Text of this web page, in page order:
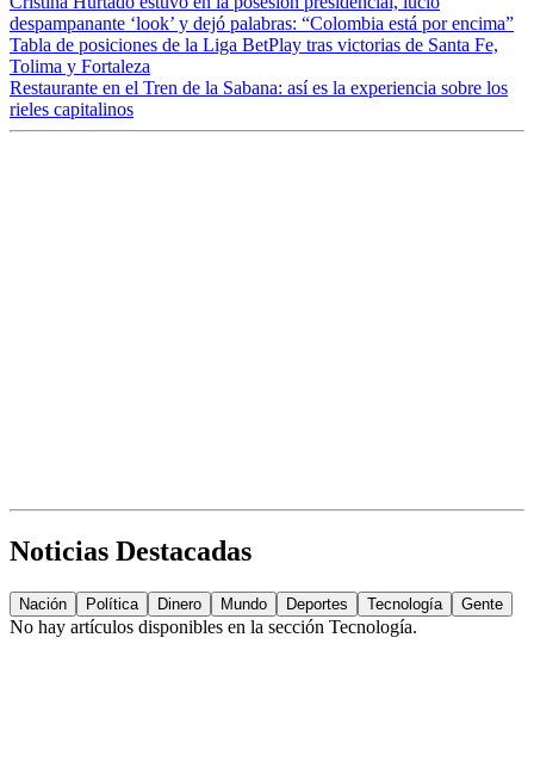
despampanante ‘look’ y dejó palabras: “Colombia está por encima”
Tabla de posiciones de la Liga BetPlay tras victorias de Santa Fe,
Tolima y Fortaleza
Restaurante en el Tren de la Sabana: así es la experiencia sobre los
rieles capitalinos
Noticias Destacadas
Nación Política Dinero Mundo Deportes Tecnología Gente
No hay artículos disponibles en la sección Tecnología.